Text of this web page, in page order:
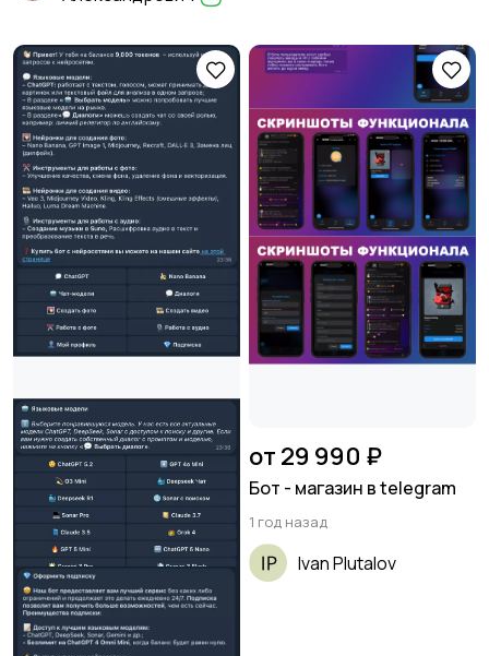
от 29 990 ₽
Бот - магазин в telegram
1 год назад
Ivan Plutalov